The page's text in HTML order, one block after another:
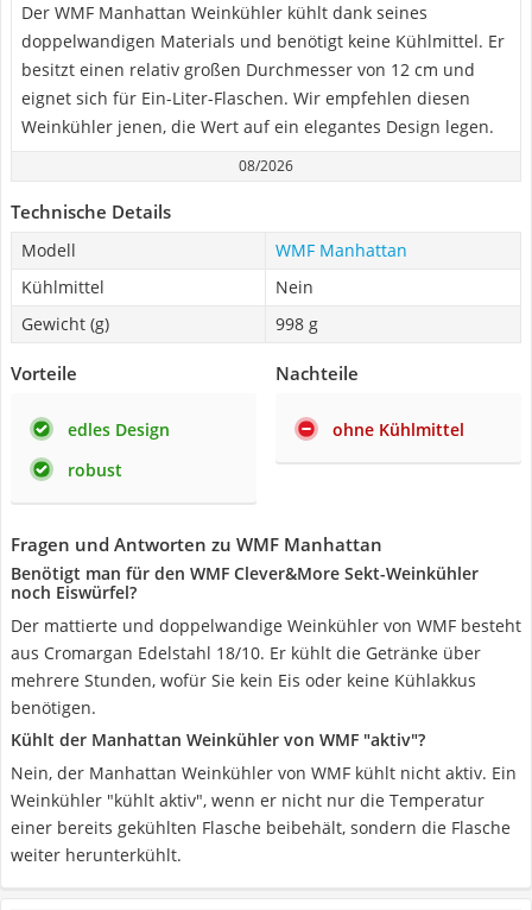
Der WMF Manhattan Weinkühler kühlt dank seines
doppelwandigen Materials und benötigt keine Kühlmittel. Er
besitzt einen relativ großen Durchmesser von 12 cm und
eignet sich für Ein-Liter-Flaschen. Wir empfehlen diesen
Weinkühler jenen, die Wert auf ein elegantes Design legen.
08/2026
Technische Details
Modell
WMF Manhattan
Kühlmittel
Nein
Gewicht (g)
998 g
Vorteile
edles Design
robust
Nachteile
ohne Kühlmittel
Fragen und Antworten zu WMF Manhattan
Benötigt man für den WMF Clever&More Sekt-Weinkühler
noch Eiswürfel?
Der mattierte und doppelwandige Weinkühler von WMF besteht
aus Cromargan Edelstahl 18/10. Er kühlt die Getränke über
mehrere Stunden, wofür Sie kein Eis oder keine Kühlakkus
benötigen.
Kühlt der Manhattan Weinkühler von WMF "aktiv"?
Nein, der Manhattan Weinkühler von WMF kühlt nicht aktiv. Ein
Weinkühler "kühlt aktiv", wenn er nicht nur die Temperatur
einer bereits gekühlten Flasche beibehält, sondern die Flasche
weiter herunterkühlt.